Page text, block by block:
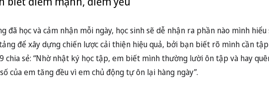
đã học và cảm nhận mỗi ngày, học sinh sẽ dễ nhận ra phần nào mình hiểu
để xây dựng chiến lược cải thiện hiệu quả, bởi bạn biết rõ mình cần
chia sẻ: “Nhờ nhật ký học tập, em biết mình thường lười ôn tập và hay
của em tăng đều vì em chủ động tự ôn lại hàng ngày”.